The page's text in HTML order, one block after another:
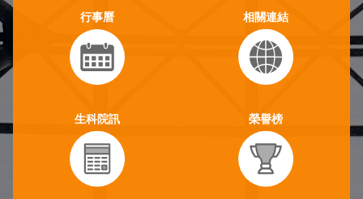
行事曆 相關連結
生科院訊 榮譽榜